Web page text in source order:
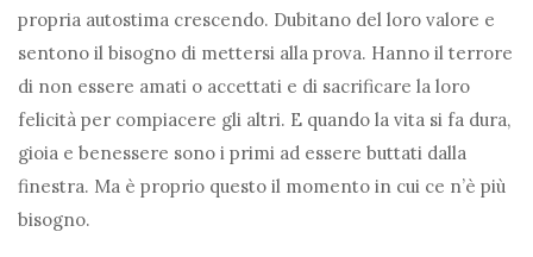
propria autostima crescendo. Dubitano del loro valore e
sentono il bisogno di mettersi alla prova. Hanno il terrore
di non essere amati o accettati e di sacrificare la loro
felicità per compiacere gli altri. E quando la vita si fa dura,
gioia e benessere sono i primi ad essere buttati dalla
finestra. Ma è proprio questo il momento in cui ce n’è più
bisogno.